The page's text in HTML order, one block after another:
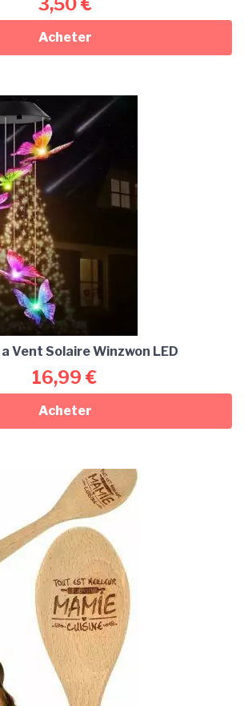
Acheter
Vent Solaire Winzwon LED
16,99 €
Acheter